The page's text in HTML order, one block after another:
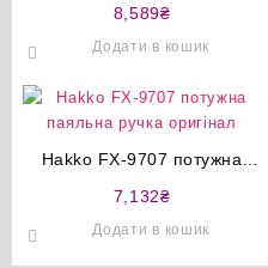
оригінал
8,589₴
Додати в кошик
Hakko FX-9707 потужна
7,132₴
Додати в кошик